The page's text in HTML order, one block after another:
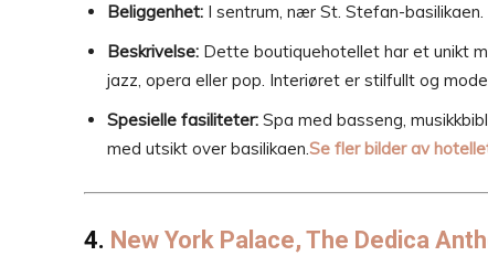
Beliggenhet: I sentrum, nær St. Stefan-basilikaen.
Beskrivelse: Dette boutiquehotellet har et unikt
jazz, opera eller pop. Interiøret er stilfullt og
Spesielle fasiliteter: Spa med basseng,
med utsikt over basilikaen.Se fler bilder av
4. New York Palace, The Dedica